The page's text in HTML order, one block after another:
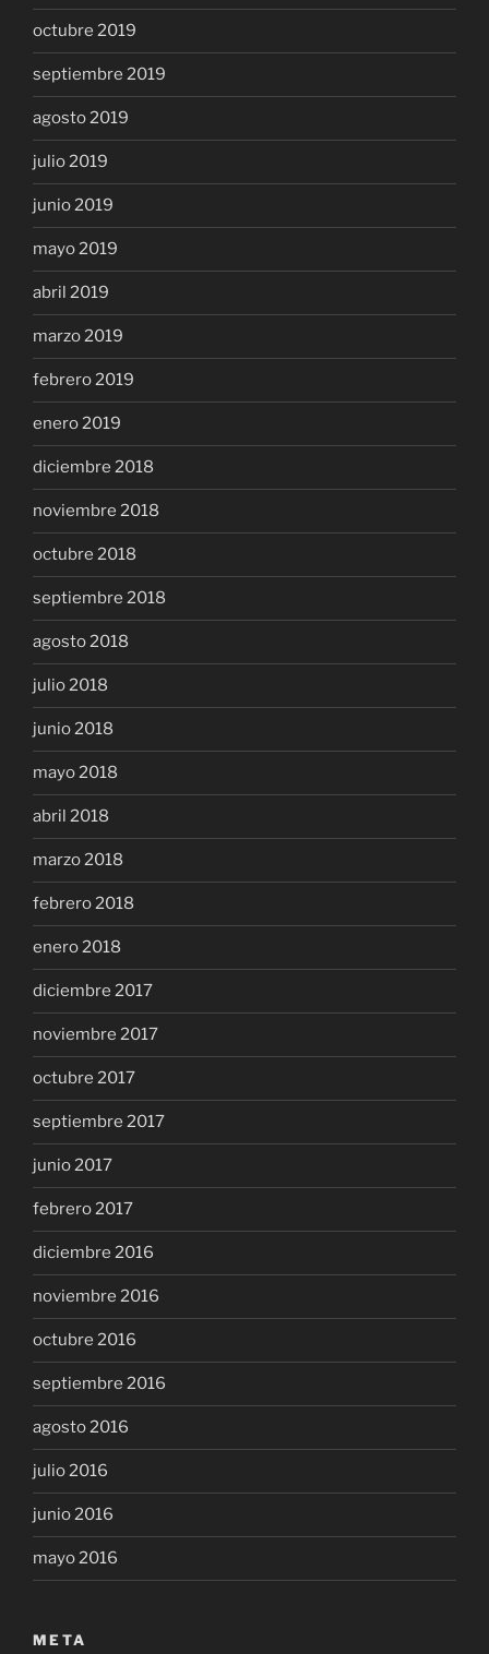
octubre 2019
septiembre 2019
agosto 2019
julio 2019
junio 2019
mayo 2019
abril 2019
marzo 2019
febrero 2019
enero 2019
diciembre 2018
noviembre 2018
octubre 2018
septiembre 2018
agosto 2018
julio 2018
junio 2018
mayo 2018
abril 2018
marzo 2018
febrero 2018
enero 2018
diciembre 2017
noviembre 2017
octubre 2017
septiembre 2017
junio 2017
febrero 2017
diciembre 2016
noviembre 2016
octubre 2016
septiembre 2016
agosto 2016
julio 2016
junio 2016
mayo 2016
META